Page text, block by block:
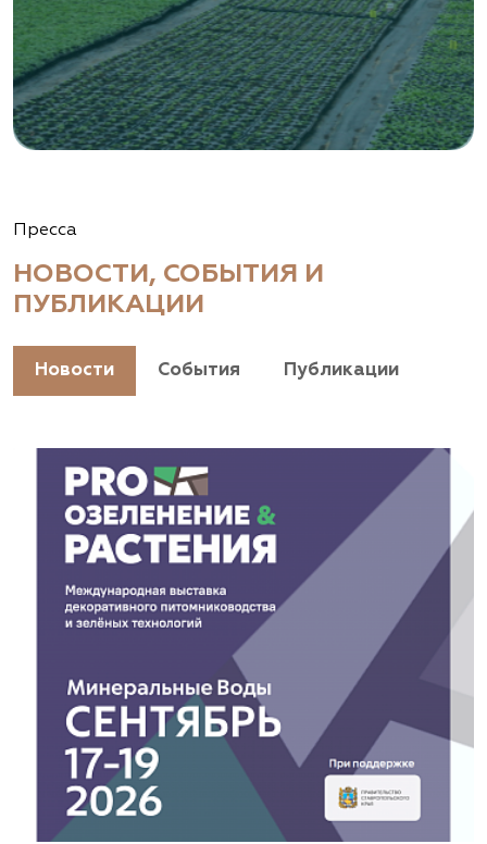
Пресса
НОВОСТИ, СОБЫТИЯ И
ПУБЛИКАЦИИ
Новости События Публикации